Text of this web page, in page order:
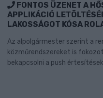
FONTOS ÜZENET A
APPLIKÁCIÓ
LAKOSSÁGOT KÓSA
Az alpolgármester szerint a
közműrendszereket is
bekapcsolni a push